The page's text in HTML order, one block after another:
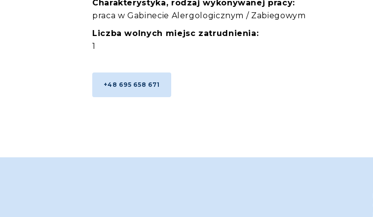
Charakterystyka, rodzaj wykonywanej pracy:
praca w Gabinecie Alergologicznym / Zabiegowym
Liczba wolnych miejsc zatrudnienia:
1
+48 695 658 671